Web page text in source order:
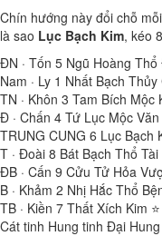
Chín hướng này đổi chỗ
là sao Lục Bạch Kim, kéo
ĐN · Tốn 5 Ngũ Hoàng Thổ
Nam · Ly 1 Nhất Bạch Thủy
TN · Khôn 3 Tam Bích Mộc
Đ · Chấn 4 Tứ Lục Mộc
TRUNG CUNG 6 Lục Bạch
T · Đoài 8 Bát Bạch Thổ Tài
ĐB · Cấn 9 Cửu Tử Hỏa
B · Khảm 2 Nhị Hắc Thổ
TB · Kiền 7 Thất Xích Kim ⭐
Cát tinh Hung tinh Đại